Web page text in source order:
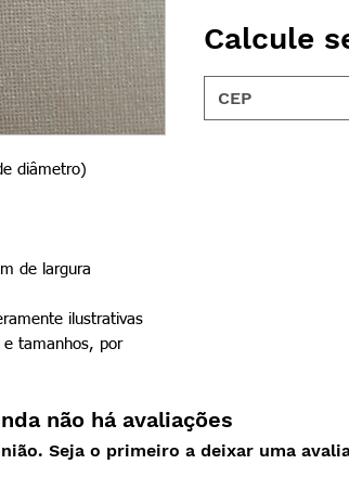
diâmetro)
de largura
ilustrativas
tamanhos, por
Calcule
não há avaliações
Seja o primeiro a deixar uma